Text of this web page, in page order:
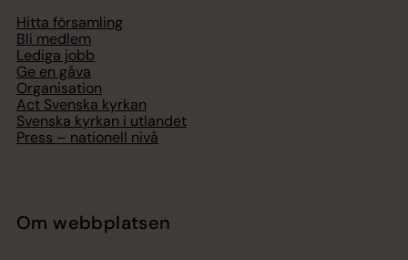
Hitta församling
Bli medlem
Lediga jobb
Ge en gåva
Organisation
Act Svenska kyrkan
Svenska kyrkan i utlandet
Press – nationell nivå
Om webbplatsen